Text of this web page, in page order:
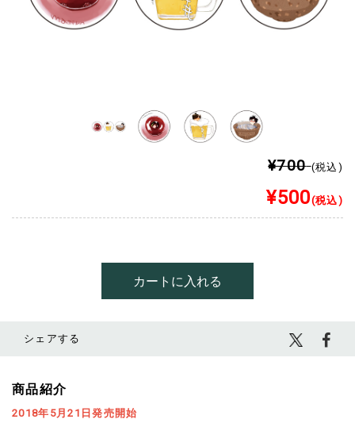
¥700 (税込)
¥500(税込)
シェアする
商品紹介
2018年5月21日発売開始